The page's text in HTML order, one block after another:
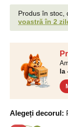
la
Alegeți decorul:
Produs în stoc,
voastră în 2